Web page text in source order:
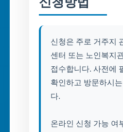
신청은 주로 거주지
센터 또는 노인복지
접수합니다. 사전에
확인하고 방문하시
다.
온라인 신청 가능 여